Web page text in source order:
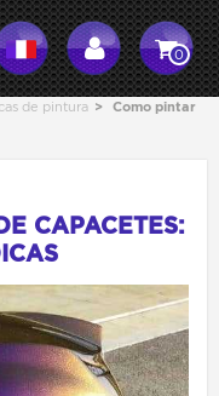
0
de pintura > Como pintar
CAPACETES: